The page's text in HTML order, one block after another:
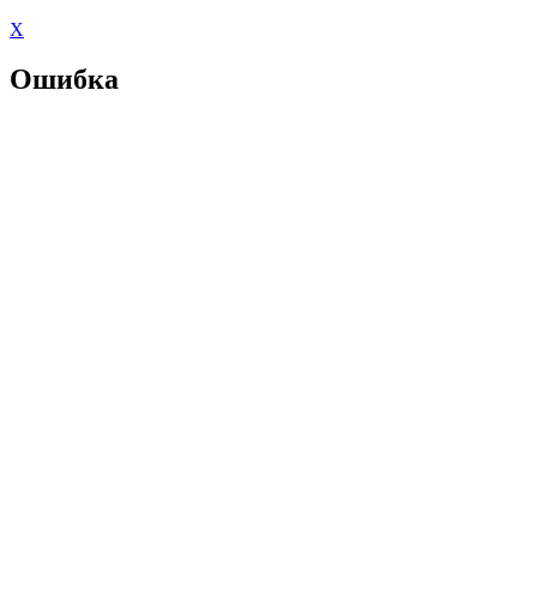
X
Ошибка